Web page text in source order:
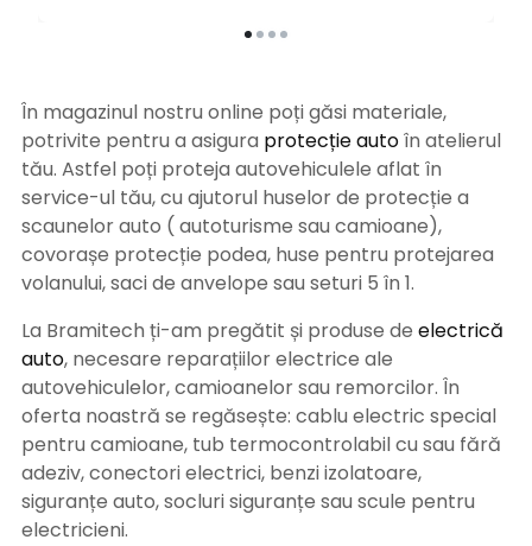
În magazinul nostru online poți găsi materiale,
potrivite pentru a asigura protecție autoîn atelierul
tău. Astfel poți proteja autovehiculele aflat în
service-ul tău, cu ajutorul huselor de protecție a
scaunelor auto ( autoturisme sau camioane),
covorașe protecție podea, huse pentru protejarea
volanului, saci de anvelope sau seturi 5 în 1.
La Bramitech ți-am pregătit și produse de electrică
auto, necesare reparațiilor electrice ale
autovehiculelor, camioanelor sau remorcilor. În
oferta noastră se regăsește: cablu electric special
pentru camioane, tub termocontrolabil cu sau fără
adeziv, conectori electrici, benzi izolatoare,
siguranțe auto, socluri siguranțe sau scule pentru
electricieni.